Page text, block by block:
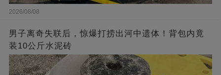
2026/08/08
男子离奇失联后，惊爆打捞出河中遗体！背包内竟
装10公斤水泥砖